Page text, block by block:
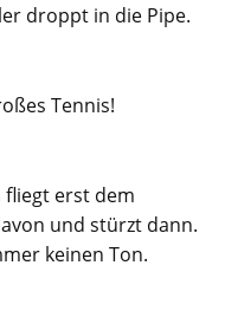
droppt in die Pipe.
Tennis!
fliegt erst dem
und stürzt dann.
keinen Ton.